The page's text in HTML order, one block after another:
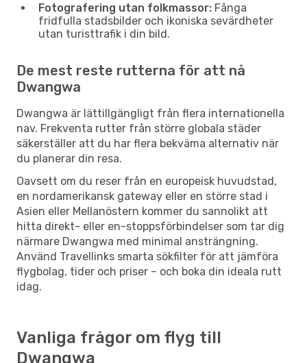
Fotografering utan folkmassor: Fånga
fridfulla stadsbilder och ikoniska sevärdheter
utan turisttrafik i din bild.
De mest reste rutterna för att nå
Dwangwa
Dwangwa är lättillgängligt från flera internationella
nav. Frekventa rutter från större globala städer
säkerställer att du har flera bekväma alternativ när
du planerar din resa.
Oavsett om du reser från en europeisk huvudstad,
en nordamerikansk gateway eller en större stad i
Asien eller Mellanöstern kommer du sannolikt att
hitta direkt- eller en-stoppsförbindelser som tar dig
närmare Dwangwa med minimal ansträngning.
Använd Travellinks smarta sökfilter för att jämföra
flygbolag, tider och priser – och boka din ideala rutt
idag.
Vanliga frågor om flyg till
Dwangwa